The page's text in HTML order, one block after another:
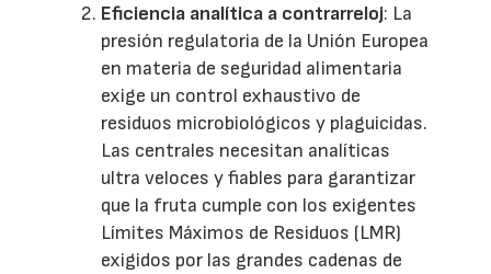
Eficiencia analítica a contrarreloj: La
presión regulatoria de la Unión Europea
en materia de seguridad alimentaria
exige un control exhaustivo de
residuos microbiológicos y plaguicidas.
Las centrales necesitan analíticas
ultra veloces y fiables para garantizar
que la fruta cumple con los exigentes
Límites Máximos de Residuos (LMR)
exigidos por las grandes cadenas de